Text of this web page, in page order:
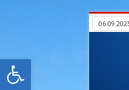
Open toolbar